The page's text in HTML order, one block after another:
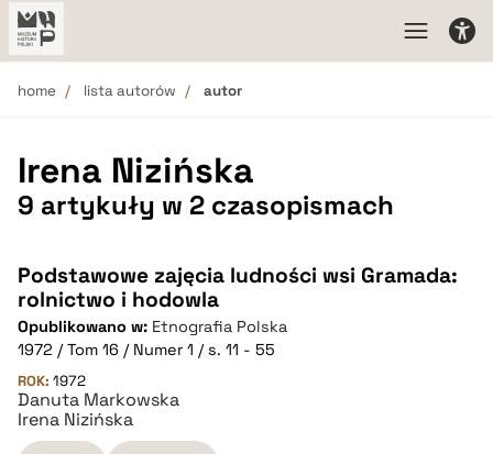
home lista autorów autor
Irena Nizińska
9 artykuły w 2 czasopismach
Podstawowe zajęcia ludności wsi Gramada:
rolnictwo i hodowla
Opublikowano w: Etnografia Polska
1972 / Tom 16 / Numer 1 / s. 11 - 55
ROK: 1972
Danuta Markowska
Irena Nizińska